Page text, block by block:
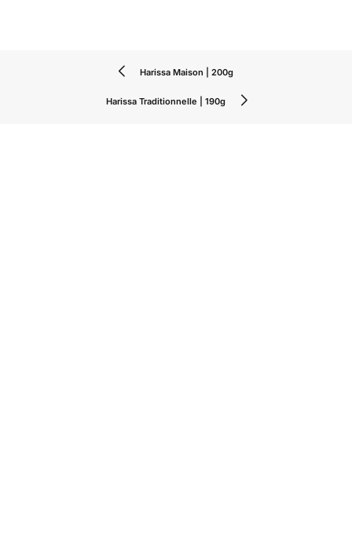
Harissa Maison | 200g
Harissa Traditionnelle | 190g